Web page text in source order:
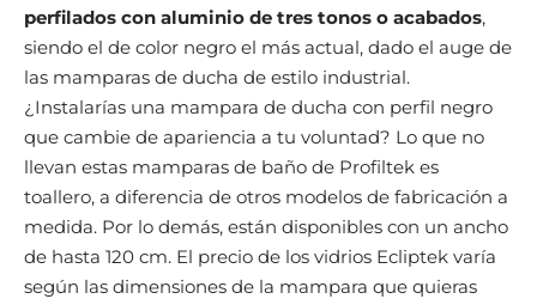
perfilados con aluminio de tres tonos o acabados,
siendo el de color negro el más actual, dado el auge de
las mamparas de ducha de estilo industrial.
¿Instalarías una mampara de ducha con perfil negro
que cambie de apariencia a tu voluntad? Lo que no
llevan estas mamparas de baño de Profiltek es
toallero, a diferencia de otros modelos de fabricación a
medida. Por lo demás, están disponibles con un ancho
de hasta 120 cm. El precio de los vidrios Ecliptek varía
según las dimensiones de la mampara que quieras